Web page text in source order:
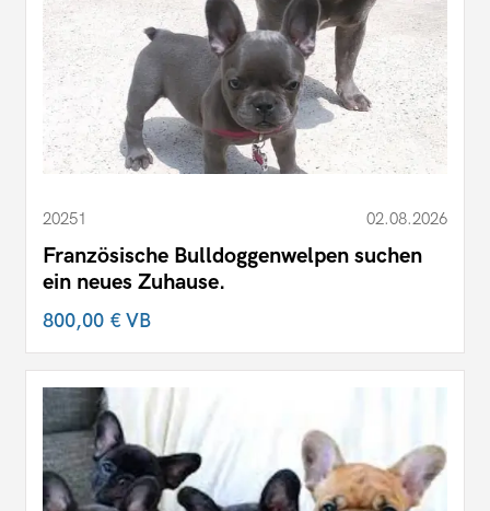
20251 02.08.2026
Französische Bulldoggenwelpen suchen
ein neues Zuhause.
800,00 €VB